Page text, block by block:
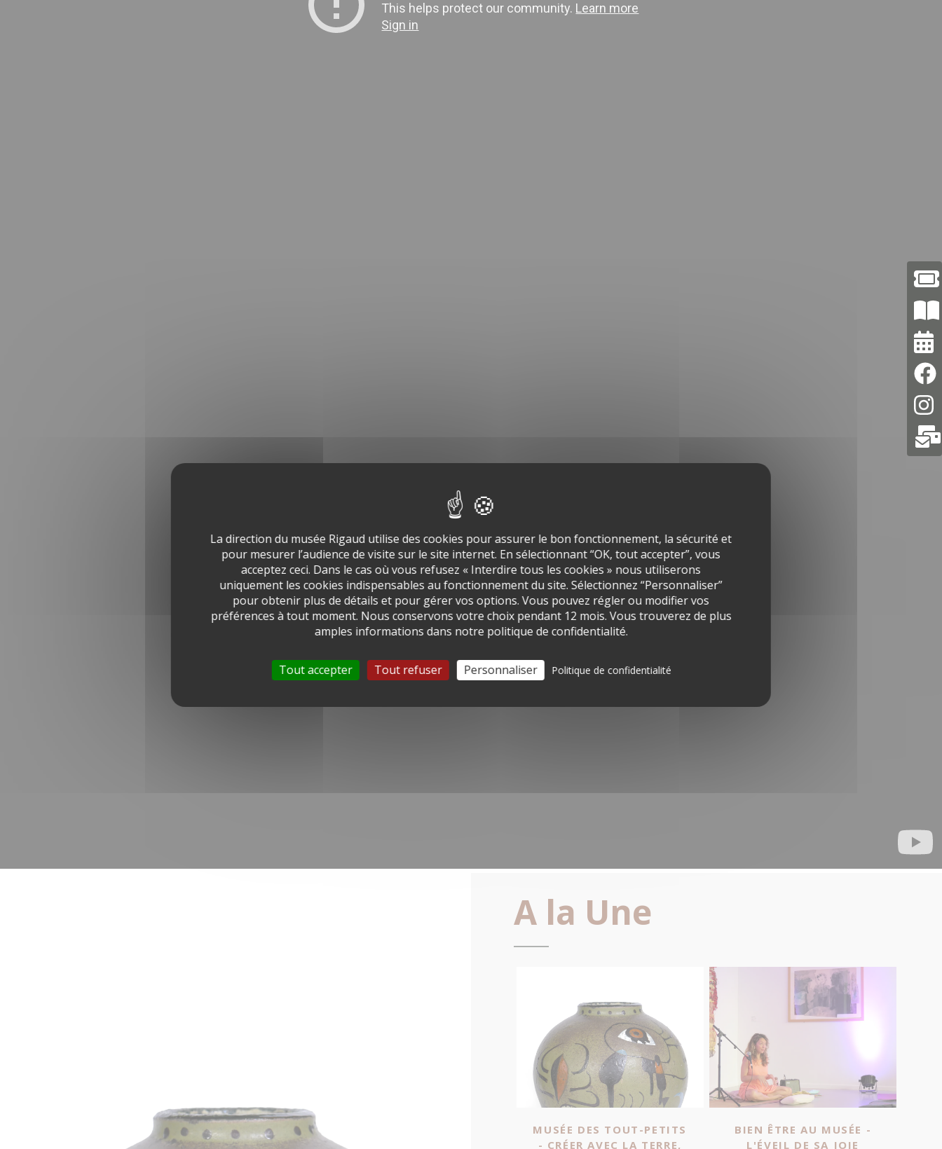
A la Une
MUSÉE DES TOUT-PETITS
- CRÉER AVEC LA TERRE,
BIEN ÊTRE AU MUSÉE -
L'ÉVEIL DE SA JOIE
La direction du musée Rigaud utilise des cookies pour assurer le bon fonctionnement, la sécurité et
pour mesurer l’audience de visite sur le site internet. En sélectionnant “OK, tout accepter”, vous
acceptez ceci. Dans le cas où vous refusez « Interdire tous les cookies » nous utiliserons
uniquement les cookies indispensables au fonctionnement du site. Sélectionnez “Personnaliser”
pour obtenir plus de détails et pour gérer vos options. Vous pouvez régler ou modifier vos
préférences à tout moment. Nous conservons votre choix pendant 12 mois. Vous trouverez de plus
amples informations dans notre politique de confidentialité.
Tout accepter Tout refuser Personnaliser Politique de confidentialité